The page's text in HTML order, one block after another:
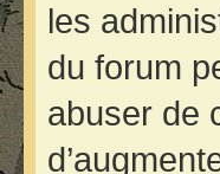
les
du forum
abuser de